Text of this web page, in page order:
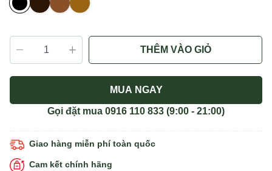
THÊM VÀO GIỎ
MUA NGAY
Gọi đặt mua 0916 110 833 (9:00 - 21:00)
Giao hàng miễn phí toàn quốc
Cam kết chính hãng